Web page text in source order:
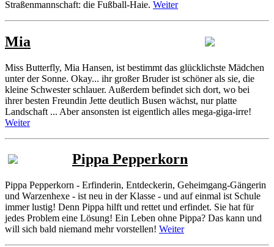
Straßenmannschaft: die Fußball-Haie. Weiter
Mia
Miss Butterfly, Mia Hansen, ist bestimmt das glücklichste Mädchen
unter der Sonne. Okay... ihr großer Bruder ist schöner als sie, die
kleine Schwester schlauer. Außerdem befindet sich dort, wo bei
ihrer besten Freundin Jette deutlich Busen wächst, nur platte
Landschaft ... Aber ansonsten ist eigentlich alles mega-giga-irre!
Weiter
Pippa Pepperkorn
Pippa Pepperkorn - Erfinderin, Entdeckerin, Geheimgang-Gängerin
und Warzenhexe - ist neu in der Klasse - und auf einmal ist Schule
immer lustig! Denn Pippa hilft und rettet und erfindet. Sie hat für
jedes Problem eine Lösung! Ein Leben ohne Pippa? Das kann und
will sich bald niemand mehr vorstellen! Weiter